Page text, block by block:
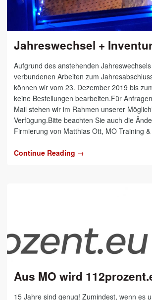
Jahreswechsel +
Aufgrund des anstehenden
verbundenen Arbeiten zum
können wir vom 23. Dezember 2019 bis
keine Bestellungen bearbeiten.Für
Mail stehen wir im Rahmen unserer
Verfügung.Bitte beachten Sie auch die
Firmierung von Matthias Ott, MO Training
Continue Reading →
Aus MO wird
15 Jahre sind genug! Zumindest, wenn es